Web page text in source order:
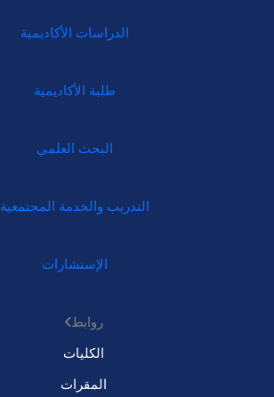
الدراسات الأكاديمية
طلبة الأكاديمية
البحث العلمي
التدريب والخدمة المجتمعية
الإستشارات
روابط
الكليات
المقرات